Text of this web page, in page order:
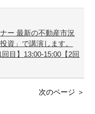
ー 最新の不動産市況
資」で講演します。
目】13:00-15:00【2回
次のページ ＞